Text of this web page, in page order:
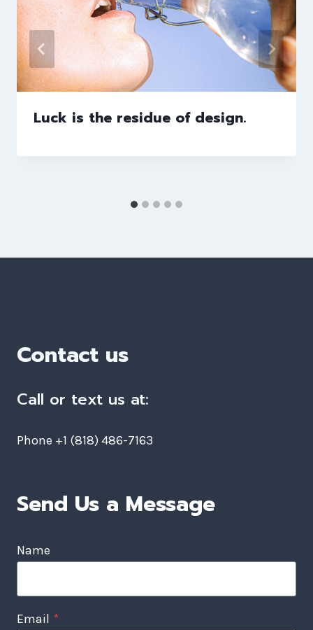
Luck is the residue of design.
Contact us
Call or text us at:
Phone +1 (818) 486-7163
Send Us a Message
Name
Email *